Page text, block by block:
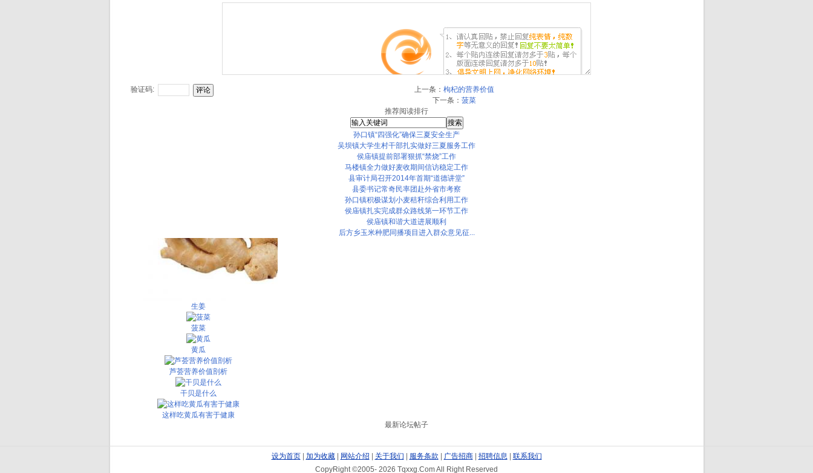
验证码: 上一条：枸杞的营养价值
下一条：菠菜
推荐阅读排行
孙口镇“四强化”确保三夏安全生产
吴坝镇大学生村干部扎实做好三夏服务工作
侯庙镇提前部署狠抓“禁烧”工作
马楼镇全力做好麦收期间信访稳定工作
县审计局召开2014年首期“道德讲堂”
县委书记常奇民率团赴外省市考察
孙口镇积极谋划小麦秸秆综合利用工作
侯庙镇扎实完成群众路线第一环节工作
侯庙镇和谐大道进展顺利
后方乡玉米种肥同播项目进入群众意见征...
生姜
菠菜
黄瓜
芦荟营养价值剖析
干贝是什么
这样吃黄瓜有害于健康
最新论坛帖子
设为首页| 加为收藏| 网站介绍 | 关于我们 | 服务条款 | 广告招商| 招聘信息 | 联系我们
CopyRight ©2005- 2026 Tqxxg.Com All Right Reserved